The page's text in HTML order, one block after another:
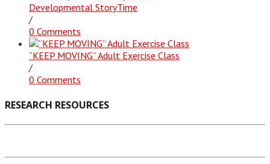
Developmental StoryTime
/
0 Comments
“KEEP MOVING” Adult Exercise Class
/
0 Comments
RESEARCH RESOURCES